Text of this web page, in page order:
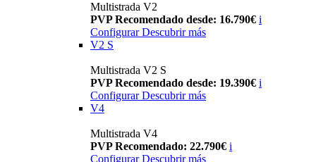
Multistrada V2
PVP Recomendado desde: 16.790€ i
Configurar Descubrir más
V2 S
Multistrada V2 S
PVP Recomendado desde: 19.390€ i
Configurar Descubrir más
V4
Multistrada V4
PVP Recomendado: 22.790€ i
Configurar Descubrir más